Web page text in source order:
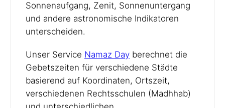
Sonnenaufgang, Zenit, Sonnenuntergang
und andere astronomische Indikatoren
unterscheiden.
Unser Service Namaz Day berechnet die
Gebetszeiten für verschiedene Städte
basierend auf Koordinaten, Ortszeit,
verschiedenen Rechtsschulen (Madhhab)